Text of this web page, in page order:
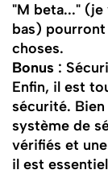
"M beta..." (je
bas)
choses.
Bonus :
Enfin, il est
sécurité.
système de
vérifiés et
il est